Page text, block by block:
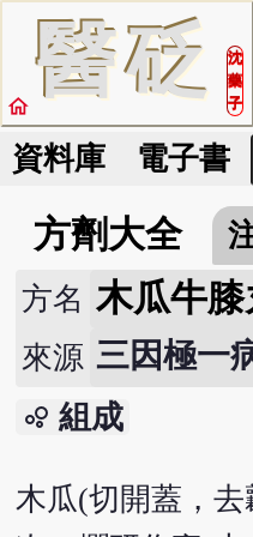
醫砭
沈
藥
子
home
資料庫 電子書
方劑大全
方名 木瓜牛膝
來源 三因極一
bubble_chart 組成
木瓜(切開蓋，